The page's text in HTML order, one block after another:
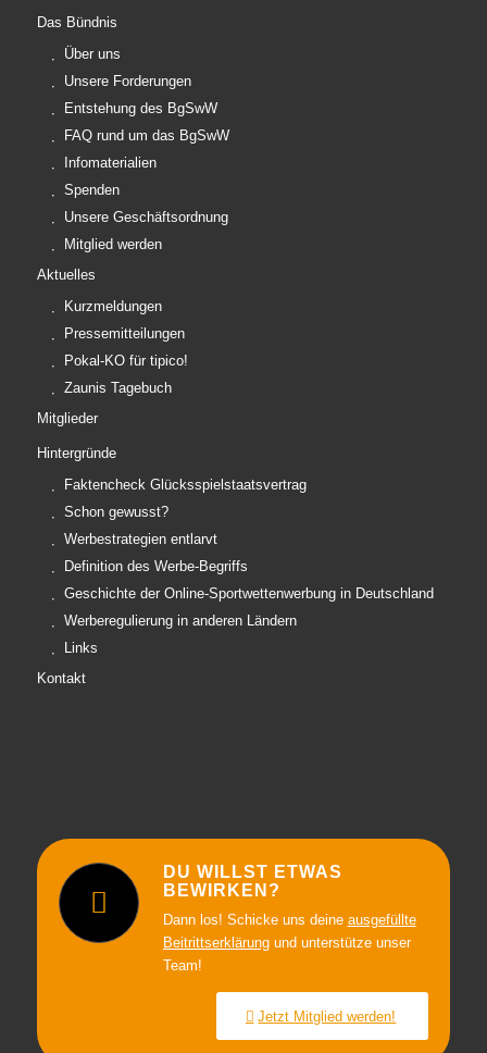
Das Bündnis
Über uns
Unsere Forderungen
Entstehung des BgSwW
FAQ rund um das BgSwW
Infomaterialien
Spenden
Unsere Geschäftsordnung
Mitglied werden
Aktuelles
Kurzmeldungen
Pressemitteilungen
Pokal-KO für tipico!
Zaunis Tagebuch
Mitglieder
Hintergründe
Faktencheck Glücksspielstaatsvertrag
Schon gewusst?
Werbestrategien entlarvt
Definition des Werbe-Begriffs
Geschichte der Online-Sportwettenwerbung in Deutschland
Werberegulierung in anderen Ländern
Links
Kontakt
DU WILLST ETWAS
BEWIRKEN?
Dann los! Schicke uns deine ausgefüllte
Beitrittserklärungund unterstütze unser
Team!
Jetzt Mitglied werden!